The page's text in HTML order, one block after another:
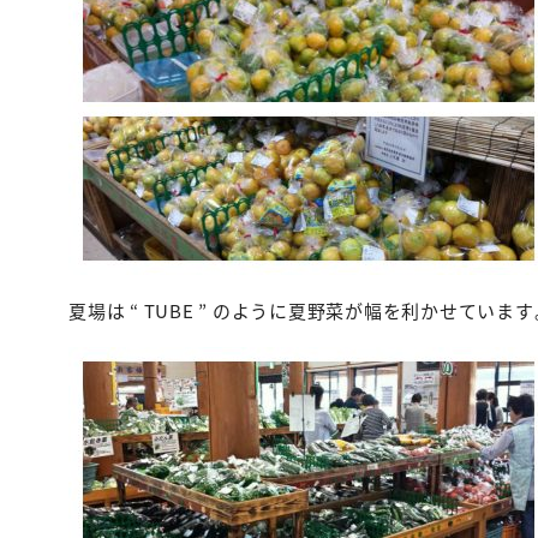
夏場は “ TUBE ” のように夏野菜が幅を利かせていま